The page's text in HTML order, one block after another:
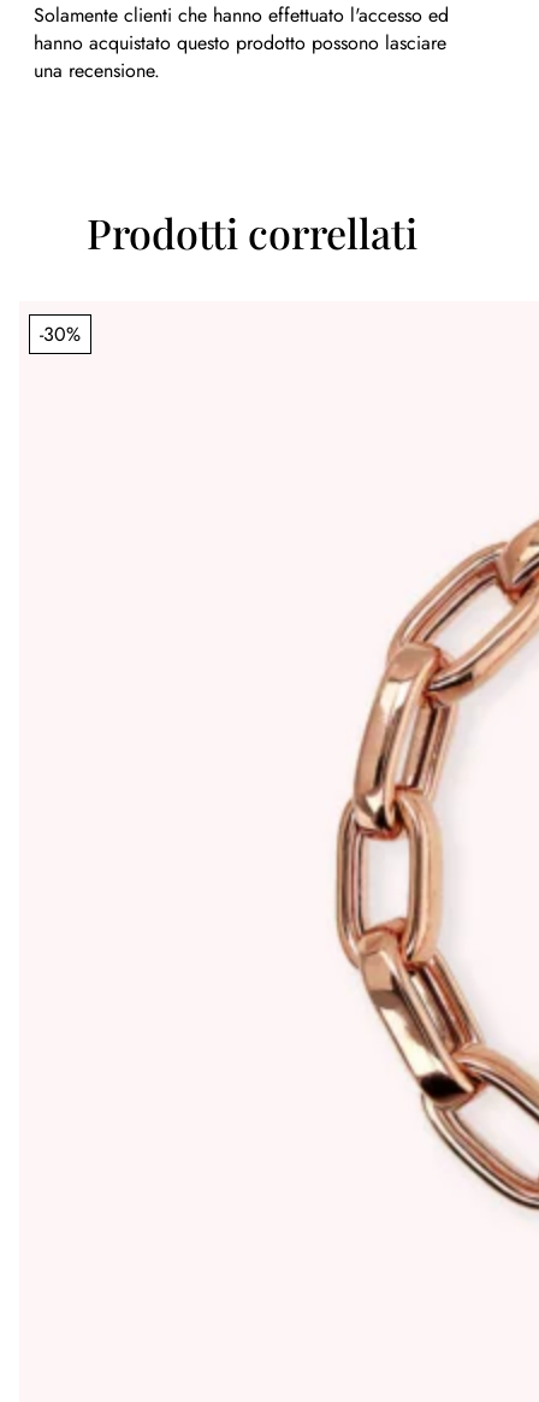
Solamente clienti che hanno effettuato l'accesso ed
hanno acquistato questo prodotto possono lasciare
una recensione.
Prodotti correllati
-30%